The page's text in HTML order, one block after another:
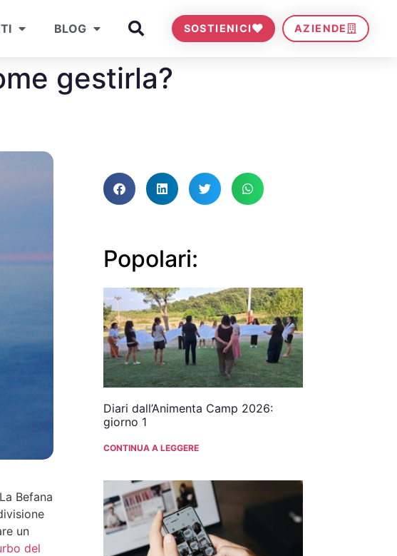
BLOG SOSTIENICI AZIENDE
gestirla?
Befana
un
del
Popolari:
Diari dall’Animenta Camp 2026:
giorno 1
CONTINUA A LEGGERE